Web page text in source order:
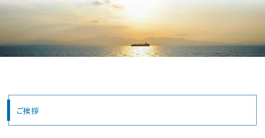
ご挨拶